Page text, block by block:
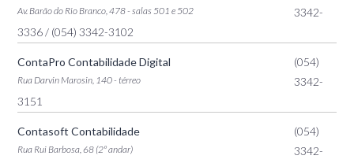
Av. Barão do Rio Branco, 478 - salas 501 e 502
3342-
3336/ (054) 3342-3102
ContaPro Contabilidade Digital
Rua Darvin Marosin, 140 - térreo
(054)
3342-
3151
Contasoft Contabilidade
Rua Rui Barbosa, 68 (2º andar)
(054)
3342-